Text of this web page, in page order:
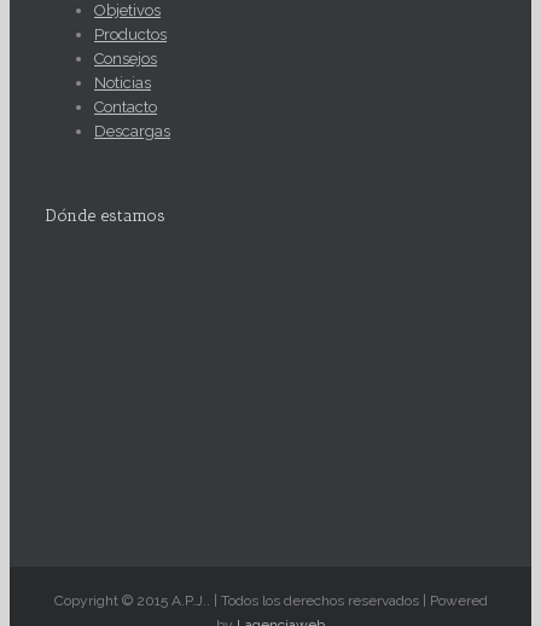
Objetivos
Productos
Consejos
Noticias
Contacto
Descargas
Dónde estamos
Copyright © 2015 A.P.J.. | Todos los derechos reservados | Powered